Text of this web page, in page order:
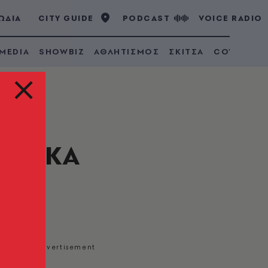
CITY GUIDE PODCAST VOICE RADIO
SHOWBIZ ΑΘΛΗΤΙΣΜΟΣ ΣΚΙΤΣΑ COVID 19